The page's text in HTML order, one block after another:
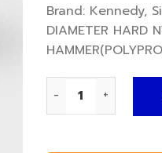
Brand: Kennedy,
DIAMETER HARD